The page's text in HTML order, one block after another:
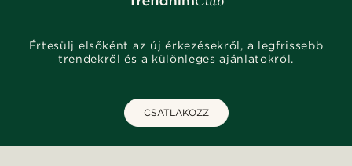
Értesülj elsőként az új érkezésekről, a legfrissebb
trendekről és a különleges ajánlatokról.
CSATLAKOZZ